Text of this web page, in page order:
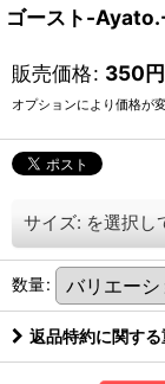
ゴースト-
販売価格: 350円
オプションにより価格が
サイズ: を選択し
数量:
返品特約に関す